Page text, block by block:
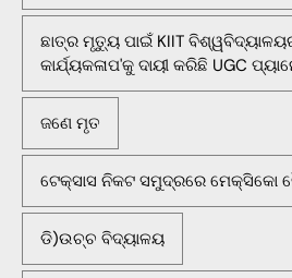
ଛାତ୍ର ମୃତ୍ୟୁ ପାଇଁ KIIT
କାର୍ଯ୍ୟକଳାପ'କୁ ଦାୟୀ କରିଛି UGC
ଜଣେ ମୃତ
ଟେକ୍ସାସ ନିକଟ ସମୁଦ୍ରରେ ମେକ୍ସିକୋ
ଡି)ଉଚ୍ଚ ବିଦ୍ୟାଳୟ